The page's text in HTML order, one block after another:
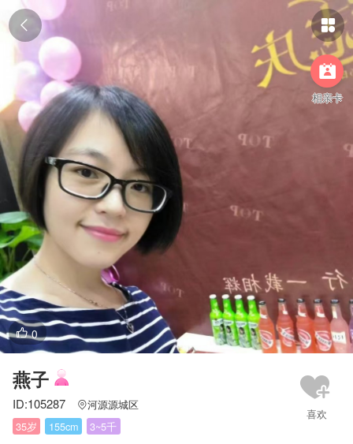
 

相亲卡
 0
燕子
ID:105287 河源源城区
35岁
155cm 3~5千